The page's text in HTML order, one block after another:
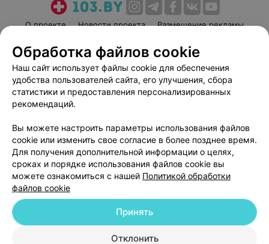
О проекте Новости проекта
Размещение рекламы
Пользовательское соглашение
Способы оплаты
Вакансии
Партнеры
Написать руководителю 103.by
Персональные настройки cookie
Обработка персональных данных
© 2026 ООО «Артокс Лаб», УНП 191700409| 220012, Республика Беларусь,
г. Минск, улица Толбухина, 2, пом. 16 | help@103.by
Обработка файлов cookie
Наш сайт использует файлы cookie для обеспечения
удобства пользователей сайта, его улучшения, сбора
статистики и предоставления персонализированных
рекомендаций.
Вы можете настроить параметры использования файлов
cookie или изменить свое согласие в более позднее время.
Для получения дополнительной информации о целях,
сроках и порядке использования файлов cookie вы
можете ознакомиться с нашей Политикой обработки
файлов cookie
Отклонить
Принять